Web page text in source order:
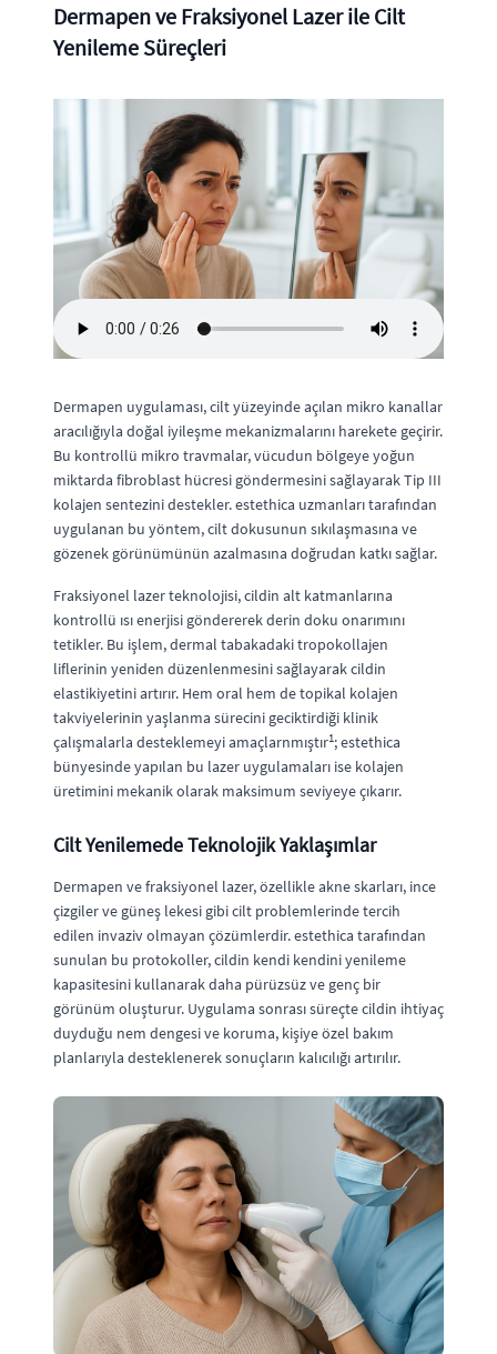
Dermapen ve Fraksiyonel Lazer ile Cilt
Yenileme Süreçleri
Dermapen uygulaması, cilt yüzeyinde açılan mikro kanallar
aracılığıyla doğal iyileşme mekanizmalarını harekete geçirir.
Bu kontrollü mikro travmalar, vücudun bölgeye yoğun
miktarda fibroblast hücresi göndermesini sağlayarak Tip III
kolajen sentezini destekler. estethica uzmanları tarafından
uygulanan bu yöntem, cilt dokusunun sıkılaşmasına ve
gözenek görünümünün azalmasına doğrudan katkı sağlar.
Fraksiyonel lazer teknolojisi, cildin alt katmanlarına
kontrollü ısı enerjisi göndererek derin doku onarımını
tetikler. Bu işlem, dermal tabakadaki tropokollajen
liflerinin yeniden düzenlenmesini sağlayarak cildin
elastikiyetini artırır. Hem oral hem de topikal kolajen
takviyelerinin yaşlanma sürecini geciktirdiği klinik
çalışmalarla desteklemeyi amaçlarnmıştır1; estethica
bünyesinde yapılan bu lazer uygulamaları ise kolajen
üretimini mekanik olarak maksimum seviyeye çıkarır.
Cilt Yenilemede Teknolojik Yaklaşımlar
Dermapen ve fraksiyonel lazer, özellikle akne skarları, ince
çizgiler ve güneş lekesi gibi cilt problemlerinde tercih
edilen invaziv olmayan çözümlerdir. estethica tarafından
sunulan bu protokoller, cildin kendi kendini yenileme
kapasitesini kullanarak daha pürüzsüz ve genç bir
görünüm oluşturur. Uygulama sonrası süreçte cildin ihtiyaç
duyduğu nem dengesi ve koruma, kişiye özel bakım
planlarıyla desteklenerek sonuçların kalıcılığı artırılır.